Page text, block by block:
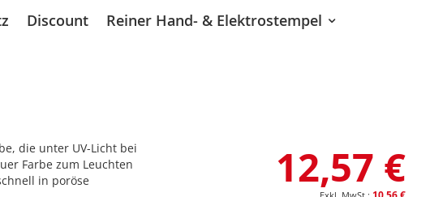
Discount Reiner Hand- & Elektrostempel
12,57 €
die unter UV-Licht bei
Farbe zum Leuchten
in poröse